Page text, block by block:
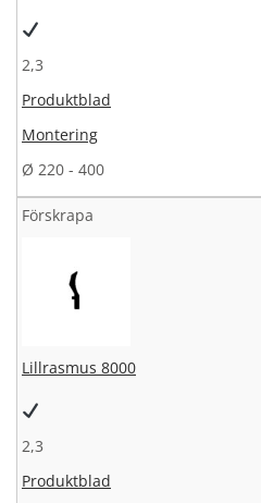
2,3
Produktblad
Montering
Ø 220 - 400
Förskrapa
Lillrasmus 8000
2,3
Produktblad